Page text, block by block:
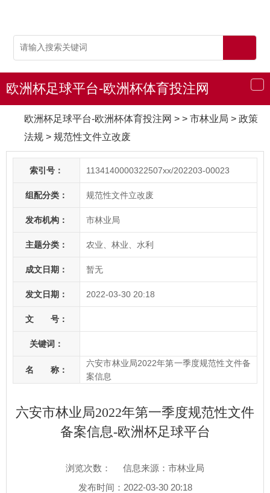
导
航
欧洲杯足球平台-欧洲杯体育投注网
欧洲杯足球平台-欧洲杯体育投注网 > > 市林业局 > 政策
法规 > 规范性文件立改废
索引号： 1134140000322507xx/202203-00023
组配分类： 规范性文件立改废
发布机构： 市林业局
主题分类： 农业、林业、水利
成文日期： 暂无
发文日期： 2022-03-30 20:18
文 号：
关键词：
名 称：
六安市林业局2022年第一季度规范性文件备
案信息
六安市林业局2022年第一季度规范性文件
备案信息-欧洲杯足球平台
浏览次数：
信息来源：市林业局
发布时间：2022-03-30 20:18